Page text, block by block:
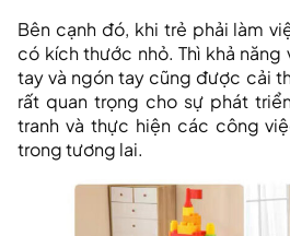
Bên cạnh đó, khi trẻ phải làm
có kích thước nhỏ. Thì khả
tay và ngón tay cũng được cải
rất quan trọng cho sự phát
tranh và thực hiện các công
trong tương lai.